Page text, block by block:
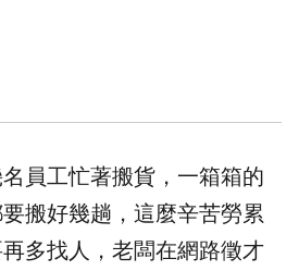
員工忙著搬貨，一箱箱的
搬好幾趟，這麼辛苦勞累
多找人，老闆在網路徵才